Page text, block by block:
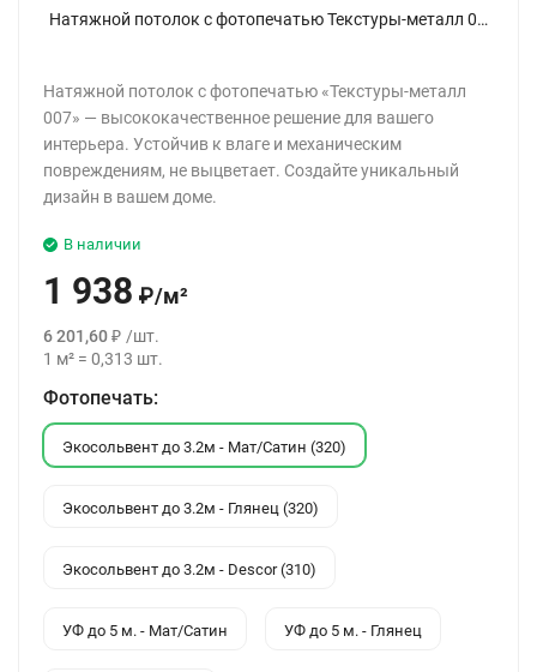
Натяжной потолок с фотопечатью Текстуры-металл 007
Натяжной потолок с фотопечатью «Текстуры-металл
007» — высококачественное решение для вашего
интерьера. Устойчив к влаге и механическим
повреждениям, не выцветает. Создайте уникальный
дизайн в вашем доме.
В наличии
1 938 ₽/м²
6 201,60₽ /шт.
1 м² = 0,313 шт.
Фотопечать:
Экосольвент до 3.2м - Мат/Сатин (320)
Экосольвент до 3.2м - Глянец (320)
Экосольвент до 3.2м - Descor (310)
УФ до 5 м. - Мат/Сатин УФ до 5 м. - Глянец